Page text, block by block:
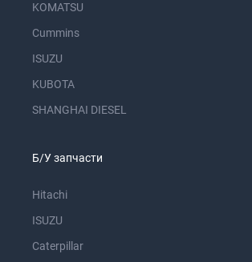
KOMATSU
Cummins
ISUZU
KUBOTA
SHANGHAI DIESEL
Б/У запчасти
Hitachi
ISUZU
Caterpillar